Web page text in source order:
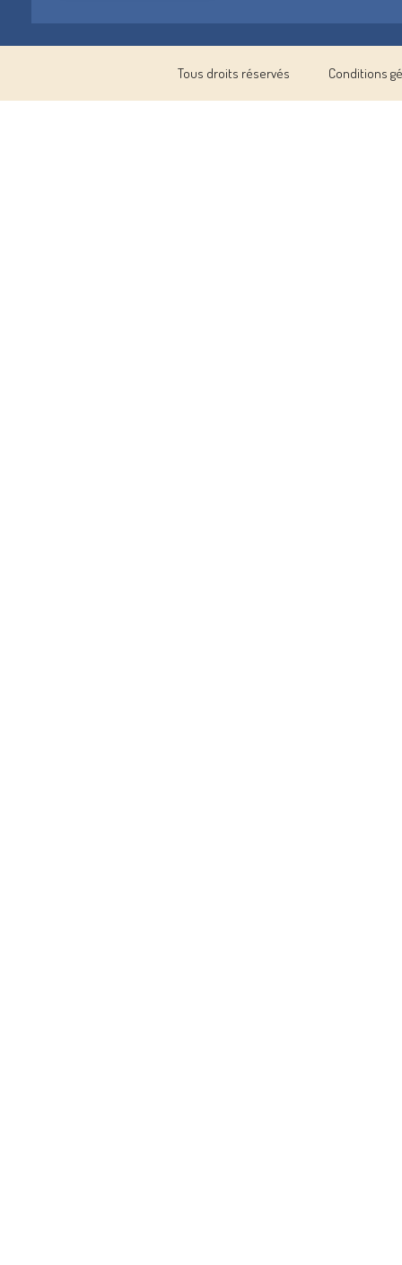
Tous droits réservés Conditions